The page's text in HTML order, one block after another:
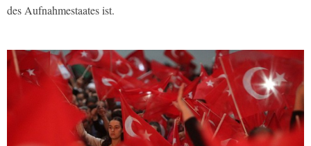
des Aufnahmestaates ist.